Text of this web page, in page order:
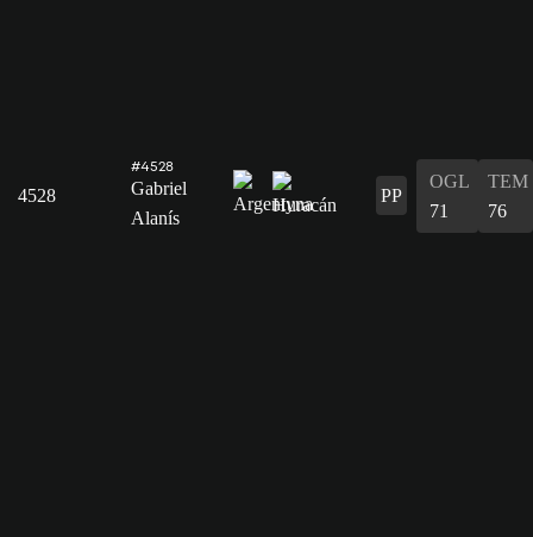
4528
#4528
Gabriel
Alanís
PP
OGL
71
TEM
76